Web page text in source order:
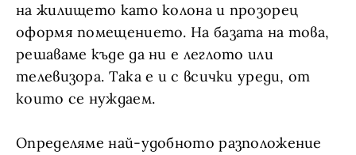
на жилището като колона и прозорец
оформя помещението. На базата на това,
решаваме къде да ни е леглото или
телевизора. Така е и с всички уреди, от
които се нуждаем.
Определяме най-удобното разположение